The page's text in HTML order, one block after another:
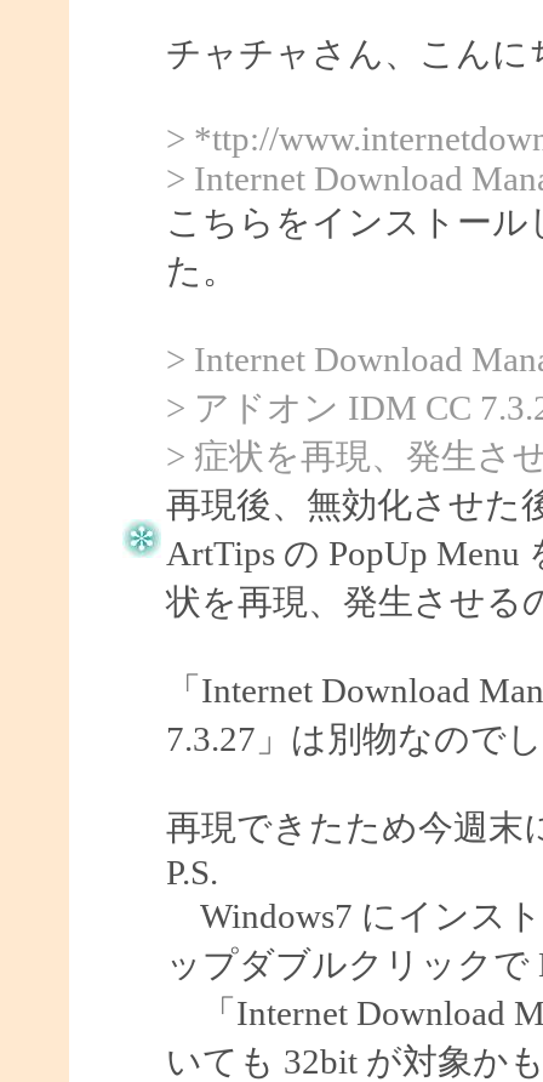
チャチャさん、こんに
> *ttp://
> Internet Download
こちらをインストー
た。
> Internet Download
> アドオン IDM CC
> 症状を再現、発生さ
再現後、無効化させた
ArtTips の PopUp
状を再現、発生させる
「Internet Download
7.3.27」は別物なので
再現できたため今週末
P.S.
Windows7 にインス
ップダブルクリックで
「Internet Download
いても 32bit が対象か